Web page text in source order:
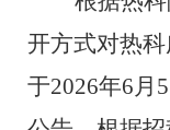
开方式对热
于2026年6月 5